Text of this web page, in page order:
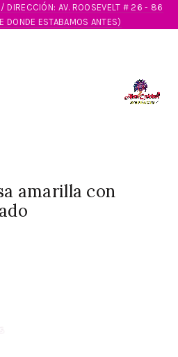
AV. ROOSEVELT # 26 - 86
DONDE ESTABAMOS ANTES)
amarilla con